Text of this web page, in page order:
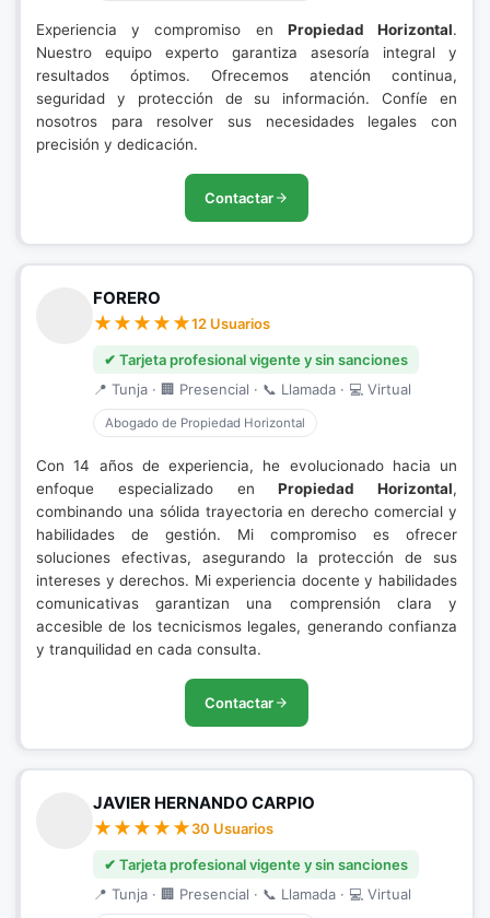
Experiencia y compromiso en Propiedad Horizontal.
Nuestro equipo experto garantiza asesoría integral y
resultados óptimos. Ofrecemos atención continua,
seguridad y protección de su información. Confíe en
nosotros para resolver sus necesidades legales con
precisión y dedicación.
Contactar
FORERO
12 Usuarios
✔ Tarjeta profesional vigente y sin sanciones
📍 Tunja · 🏢 Presencial · 📞 Llamada · 💻 Virtual
Abogado de Propiedad Horizontal
Con 14 años de experiencia, he evolucionado hacia un
enfoque especializado enPropiedad Horizontal,
combinando una sólida trayectoria en derecho comercial y
habilidades de gestión. Mi compromiso es ofrecer
soluciones efectivas, asegurando la protección de sus
intereses y derechos. Mi experiencia docente y habilidades
comunicativas garantizan una comprensión clara y
accesible de los tecnicismos legales, generando confianza
y tranquilidad en cada consulta.
Contactar
JAVIER HERNANDO CARPIO
30 Usuarios
✔ Tarjeta profesional vigente y sin sanciones
📍 Tunja · 🏢 Presencial · 📞 Llamada · 💻 Virtual